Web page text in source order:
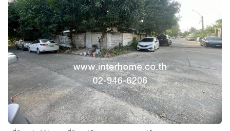
การเดินทางสะดวก
เข้า-ออกได้ลายเส้นทาง
ที่ดินติดถนนซอย 2 ด้าน ห่างจากถนนสิรินธร เพียง 50 เมตร
ถนนจรัญสนิทสงศ์
บริษัท อินเตอร์โฮม เรียลตี้ เอสเตท จำกัด
Interhome Realty Estate
www.interhome.co.th
โทร.กดเพื่อดูเบอร์โทร xxxxxx206
https://www.interhome.co.th/propertydetail.php?